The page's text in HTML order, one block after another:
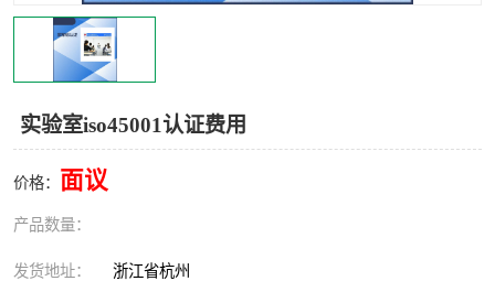
实验室iso45001认证费用
价格： 面议
产品数量：
发货地址： 浙江省杭州
ISO9001认证
ISO认证
CCC认证
TS16949认证
iso22000认证